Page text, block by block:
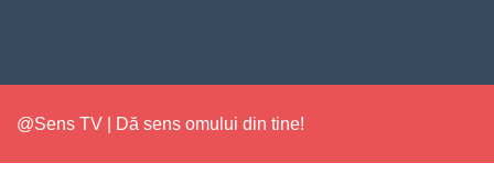
@Sens TV | Dă sens omului din tine!